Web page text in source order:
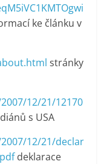
ke článku v
stránky
12/21/12170
s USA
12/21/declar
deklarace